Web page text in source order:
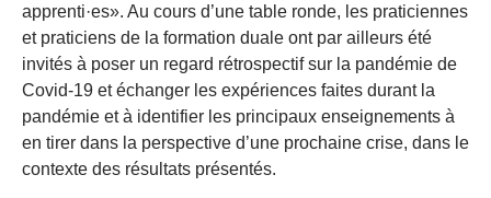
apprenti·es». Au cours d’une table ronde, les praticiennes
et praticiens de la formation duale ont par ailleurs été
invités à poser un regard rétrospectif sur la pandémie de
Covid-19 et échanger les expériences faites durant la
pandémie et à identifier les principaux enseignements à
en tirer dans la perspective d’une prochaine crise, dans le
contexte des résultats présentés.